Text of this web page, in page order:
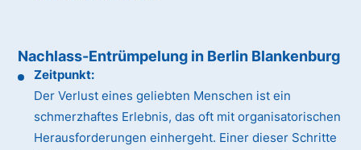
Nachlass-Entrümpelung in Berlin Blankenburg
Zeitpunkt:
Der Verlust eines geliebten Menschen ist ein
schmerzhaftes Erlebnis, das oft mit organisatorischen
Herausforderungen einhergeht. Einer dieser Schritte